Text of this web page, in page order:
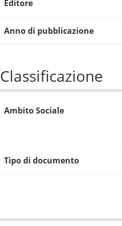
Editore
Anno di pubblicazione
Classificazione
Ambito Sociale
Tipo di documento